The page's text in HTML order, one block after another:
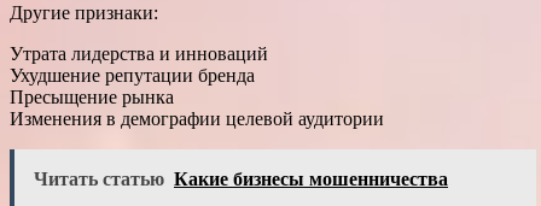
Другие признаки:
Утрата лидерства и инноваций
Ухудшение репутации бренда
Пресыщение рынка
Изменения в демографии целевой аудитории
Читать статью Какие бизнесы мошенничества